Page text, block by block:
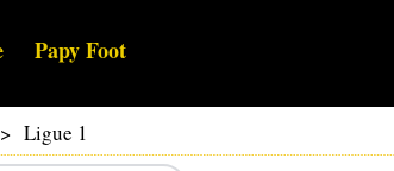
Papy Foot
> Ligue 1